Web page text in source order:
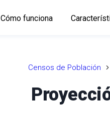
Cómo funciona
Censos de Población